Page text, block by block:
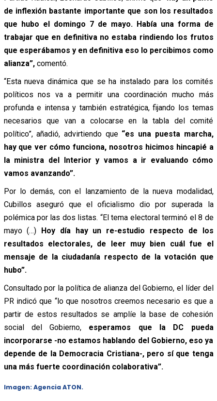
de inflexión bastante importante que son los resultados
que hubo el domingo 7 de mayo. Había una forma de
trabajar que en definitiva no estaba rindiendo los frutos
que esperábamos y en definitiva eso lo percibimos como
alianza”, comentó.
“Esta nueva dinámica que se ha instalado para los comités
políticos nos va a permitir una coordinación mucho más
profunda e intensa y también estratégica, fijando los temas
necesarios que van a colocarse en la tabla del comité
político”, añadió, advirtiendo que “es una puesta marcha,
hay que ver cómo funciona, nosotros hicimos hincapié a
la ministra del Interior y vamos a ir evaluando cómo
vamos avanzando”.
Por lo demás, con el lanzamiento de la nueva modalidad,
Cubillos aseguró que el oficialismo dio por superada la
polémica por las dos listas. “El tema electoral terminó el 8 de
mayo (…) Hoy día hay un re-estudio respecto de los
resultados electorales, de leer muy bien cuál fue el
mensaje de la ciudadanía respecto de la votación que
hubo”.
Consultado por la política de alianza del Gobierno, el líder del
PR indicó que “lo que nosotros creemos necesario es que a
partir de estos resultados se amplíe la base de cohesión
social del Gobierno, esperamos que la DC pueda
incorporarse -no estamos hablando del Gobierno, eso ya
depende de la Democracia Cristiana-, pero sí que tenga
una más fuerte coordinación colaborativa”.
Imagen: Agencia ATON.